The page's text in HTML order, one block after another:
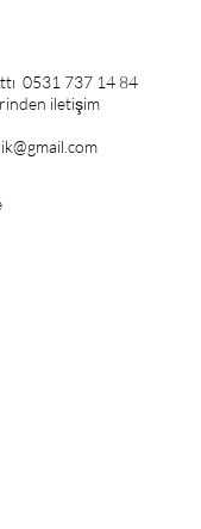
0531 737 14 84
iletişim